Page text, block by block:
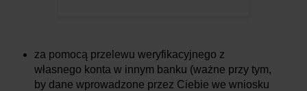
za pomocą przelewu weryfikacyjnego z
własnego konta w innym banku (ważne przy tym,
by dane wprowadzone przez Ciebie we wniosku